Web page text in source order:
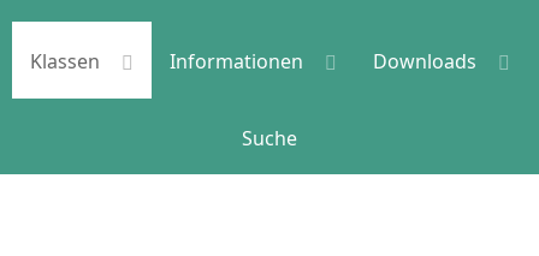
Klassen Informationen Downloads
Suche